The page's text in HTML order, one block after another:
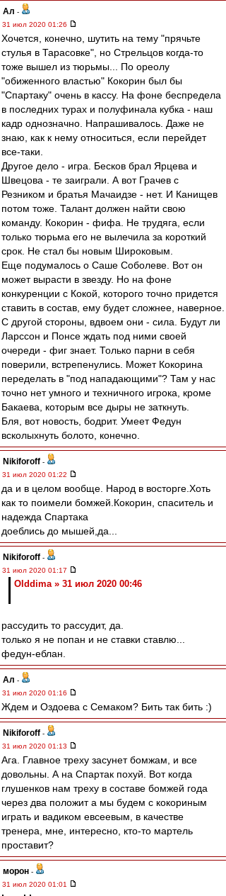
Ал -
31 июл 2020 01:26
Хочется, конечно, шутить на тему "прячьте
стулья в Тарасовке", но Стрельцов когда-то
тоже вышел из тюрьмы... По ореолу
"обиженного властью" Кокорин был бы
"Спартаку" очень в кассу. На фоне беспредела
в последних турах и полуфинала кубка - наш
кадр однозначно. Напрашивалось. Даже не
знаю, как к нему относиться, если перейдет
все-таки.
Другое дело - игра. Бесков брал Ярцева и
Швецова - те заиграли. А вот Грачев с
Резником и братья Мачаидзе - нет. И Канищев
потом тоже. Талант должен найти свою
команду. Кокорин - фифа. Не трудяга, если
только тюрьма его не вылечила за короткий
срок. Не стал бы новым Широковым.
Еще подумалось о Саше Соболеве. Вот он
может вырасти в звезду. Но на фоне
конкуренции с Кокой, которого точно придется
ставить в состав, ему будет сложнее, наверное.
С другой стороны, вдвоем они - сила. Будут ли
Ларссон и Понсе ждать под ними своей
очереди - фиг знает. Только парни в себя
поверили, встрепенулись. Может Кокорина
переделать в "под нападающими"? Там у нас
точно нет умного и техничного игрока, кроме
Бакаева, которым все дыры не заткнуть.
Бля, вот новость, бодрит. Умеет Федун
всколыхнуть болото, конечно.
Nikiforoff -
31 июл 2020 01:22
да и в целом вообще. Народ в восторге.Хоть
как то поимели бомжей.Кокорин, спаситель и
надежда Спартака
доеблись до мышей,да...
Nikiforoff -
31 июл 2020 01:17
Olddima » 31 июл 2020 00:46
рассудить то рассудит, да.
только я не попан и не ставки ставлю...
федун-еблан.
Ал -
31 июл 2020 01:16
Ждем и Оздоева с Семаком? Бить так бить :)
Nikiforoff -
31 июл 2020 01:13
Ага. Главное треху засунет бомжам, и все
довольны. А на Спартак похуй. Вот когда
глушенков нам треху в составе бомжей года
через два положит а мы будем с кокориным
играть и вадиком евсеевым, в качестве
тренера, мне, интересно, кто-то мартель
проставит?
морон -
31 июл 2020 01:01